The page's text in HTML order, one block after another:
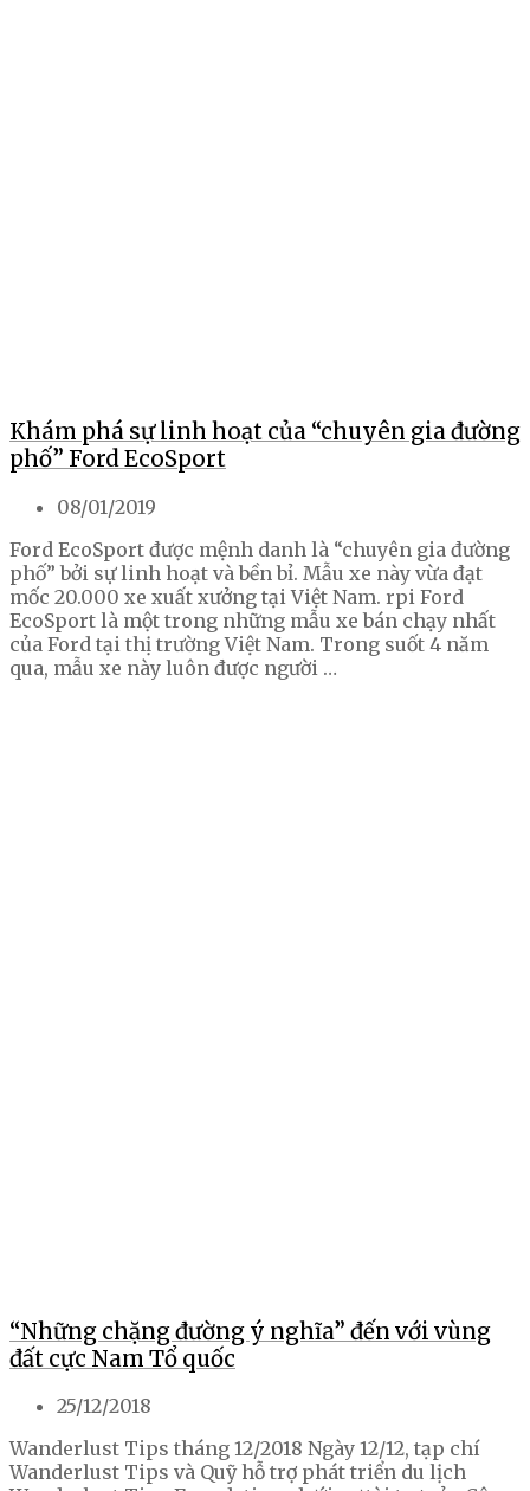
Khám phá sự linh hoạt của “chuyên gia đường
phố” Ford EcoSport
08/01/2019
Ford EcoSport được mệnh danh là “chuyên gia đường
phố” bởi sự linh hoạt và bền bỉ. Mẫu xe này vừa đạt
mốc 20.000 xe xuất xưởng tại Việt Nam. rpi Ford
EcoSport là một trong những mẫu xe bán chạy nhất
của Ford tại thị trường Việt Nam. Trong suốt 4 năm
qua, mẫu xe này luôn được người …
“Những chặng đường ý nghĩa” đến với vùng
đất cực Nam Tổ quốc
25/12/2018
Wanderlust Tips tháng 12/2018 Ngày 12/12, tạp chí
Wanderlust Tips và Quỹ hỗ trợ phát triển du lịch